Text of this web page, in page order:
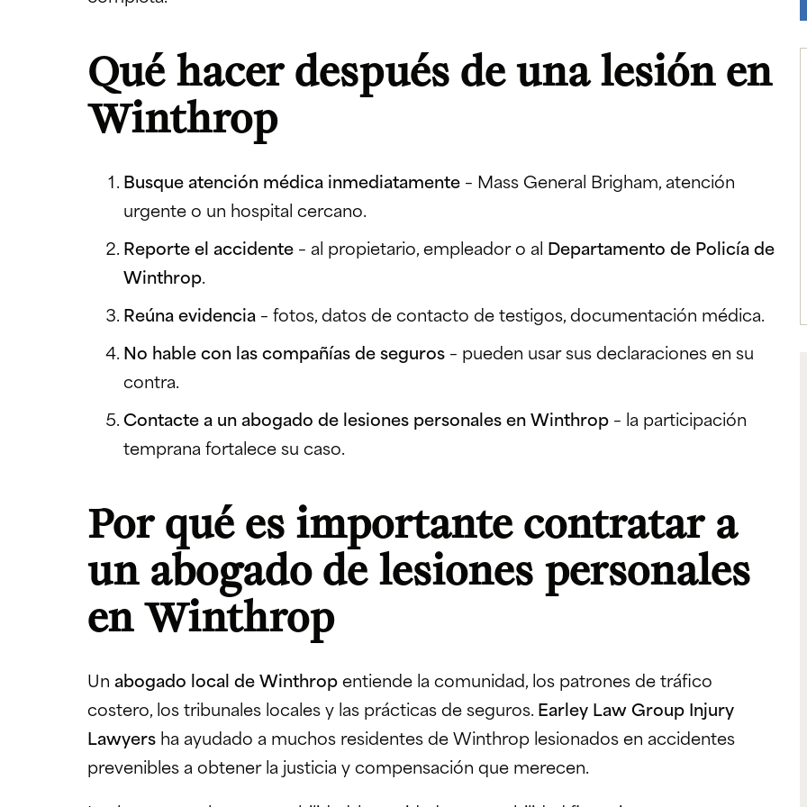
Qué hacer después de una lesión en
Winthrop
Busque atención médica inmediatamente – Mass General Brigham, atención
urgente o un hospital cercano.
Reporte el accidente – al propietario, empleador o al Departamento de Policía de
Winthrop.
Reúna evidencia – fotos, datos de contacto de testigos, documentación médica.
No hable con las compañías de seguros – pueden usar sus declaraciones en su
contra.
Contacte a un abogado de lesiones personales en Winthrop – la participación
temprana fortalece su caso.
Por qué es importante contratar a
un abogado de lesiones personales
en Winthrop
Un abogado local de Winthropentiende la comunidad, los patrones de tráfico
costero, los tribunales locales y las prácticas de seguros. Earley Law Group Injury
Lawyers ha ayudado a muchos residentes de Winthrop lesionados en accidentes
prevenibles a obtener la justicia y compensación que merecen.